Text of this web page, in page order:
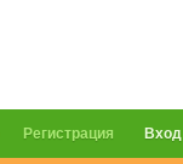
Вход
Регистрация